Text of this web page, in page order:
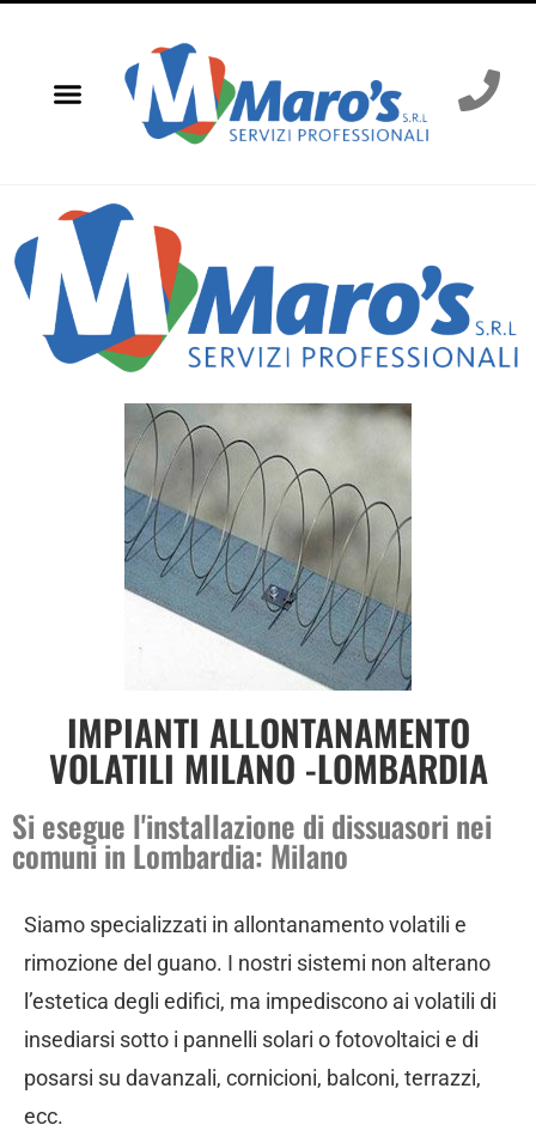
IMPIANTI ALLONTANAMENTO
VOLATILI MILANO -LOMBARDIA
Si esegue l'installazione di dissuasori nei
comuni in Lombardia: Milano
Siamo specializzati in allontanamento volatili e
rimozione del guano. I nostri sistemi non alterano
l’estetica degli edifici, ma impediscono ai volatili di
insediarsi sotto i pannelli solari o fotovoltaici e di
posarsi su davanzali, cornicioni, balconi, terrazzi,
ecc.